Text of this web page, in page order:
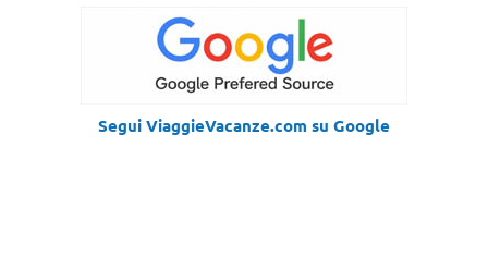
Segui ViaggieVacanze.com su Google